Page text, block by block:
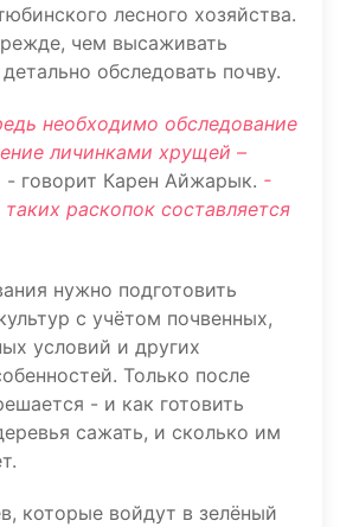
лесного хозяйства.
чем высаживать
обследовать почву.
необходимо обследование
личинками хрущей –
- говорит Карен Айжарык. -
раскопок составляется
нужно подготовить
с учётом почвенных,
условий и других
Только после
- и как готовить
сажать, и сколько им
которые войдут в зелёный